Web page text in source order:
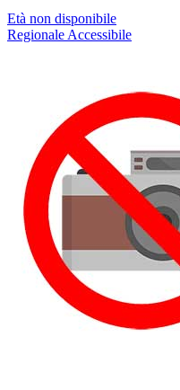
Età non disponibile
Regionale Accessibile